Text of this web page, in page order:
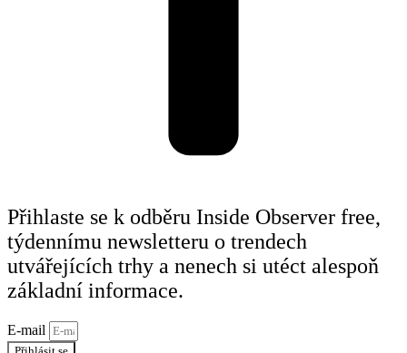
Přihlaste se k odběru Inside Observer free,
týdennímu newsletteru o trendech
utvářejících trhy a nenech si utéct alespoň
základní informace.
E-mail